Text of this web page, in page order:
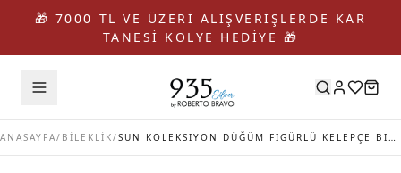
🎁 7000 TL VE ÜZERİ ALIŞVERİŞLERDE KAR
TANESİ KOLYE HEDİYE 🎁
ANASAYFA/ BİLEKLİK/ SUN KOLEKSIYON DÜĞÜM FIGÜRLÜ KELEPÇE BILEKLIK